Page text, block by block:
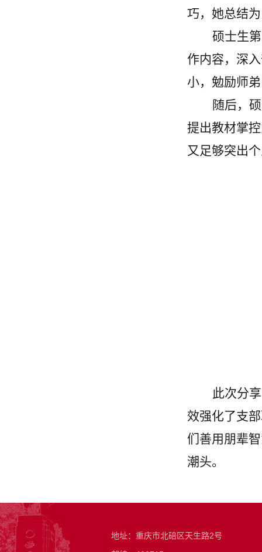
巧，她总结
硕士生
作内容，深
小，勉励师
随后，
提出教材掌
又足够突出
此次分
效强化了支
们善用朋辈
潮头。
地址：重庆市北碚区天生路2号